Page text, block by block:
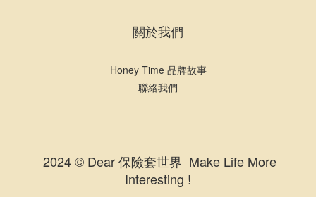
關於我們
Honey Time 品牌故事
聯絡我們
2024 © Dear 保險套世界 Make Life More
Interesting !